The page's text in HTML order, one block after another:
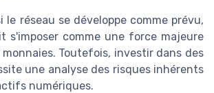
le réseau se développe comme prévu,
s'imposer comme une force majeure
Toutefois, investir dans des
une analyse des risques inhérents
numériques.